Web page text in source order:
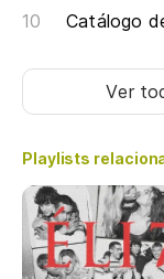
Catálogo
Ver
Playlists